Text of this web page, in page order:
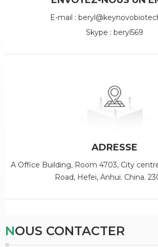
E-mail :
Skype : beryl569
ADRESSE
A Office Building, Room 4703, City
Road, Hefei, Anhui. China.
NOUS CONTACTER